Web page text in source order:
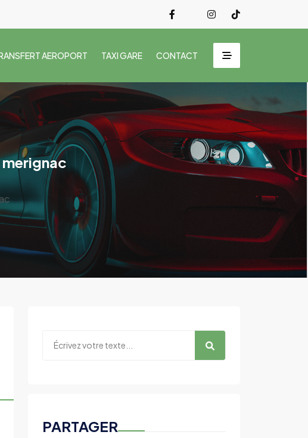
AEROPORT TAXI GARE CONTACT
PARTAGER